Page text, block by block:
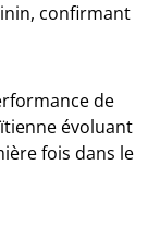
confirmant
de
évoluant
fois dans le